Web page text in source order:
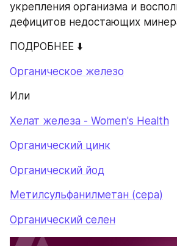
укрепления организма и
дефицитов недостающих
ПОДРОБНЕЕ ⬇️
Органическое железо
Или
Хелат железа - Women's Health
Органический цинк
Органический йод
Метилсульфанилметан (сера)
Органический селен